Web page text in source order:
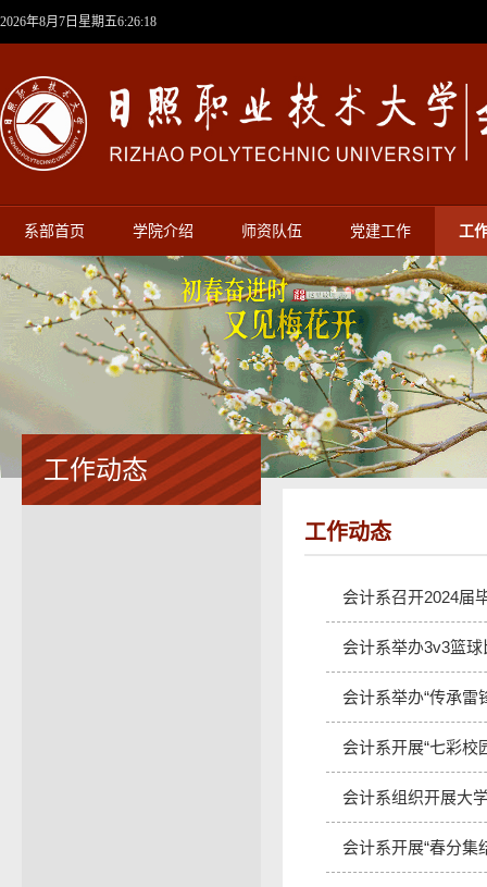
2026年8月7日星期五6:26:18
系部首页 学院介绍 师资队伍 党建工作 工
工作动态
工作动态
会计系召开2024届
会计系举办3v3篮球
会计系举办“传承雷
会计系开展“七彩校
会计系组织开展大
会计系开展“春分集